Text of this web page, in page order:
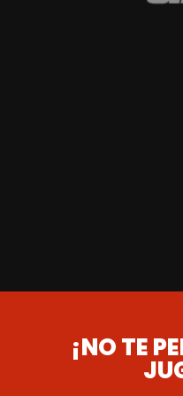
¡NO TE